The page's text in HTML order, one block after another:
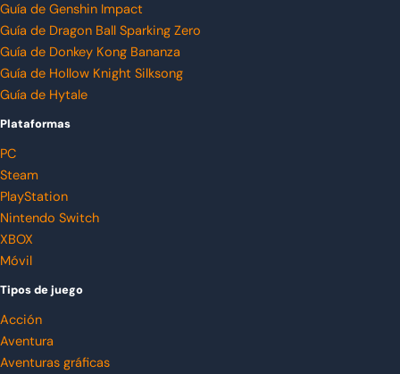
Guía de Genshin Impact
Guía de Dragon Ball Sparking Zero
Guía de Donkey Kong Bananza
Guía de Hollow Knight Silksong
Guía de Hytale
Plataformas
PC
Steam
PlayStation
Nintendo Switch
XBOX
Móvil
Tipos de juego
Acción
Aventura
Aventuras gráficas